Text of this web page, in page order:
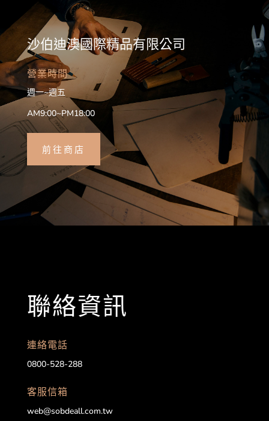
沙伯迪澳國際精品有限公司
營業時間
週一~週五
AM9:00~PM18:00
前往商店
聯絡資訊
連絡電話
0800-528-288
客服信箱
web@sobdeall.com.tw